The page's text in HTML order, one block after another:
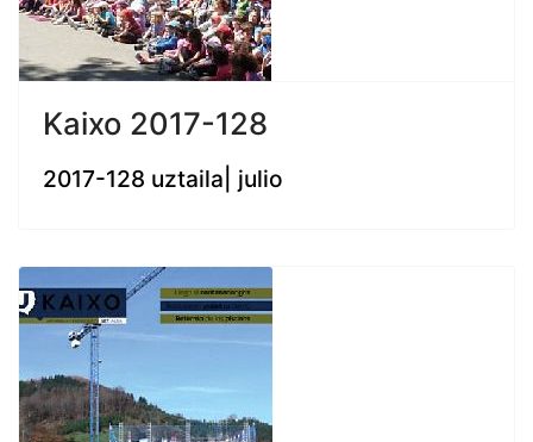
Kaixo 2017-128
2017-128 uztaila| julio